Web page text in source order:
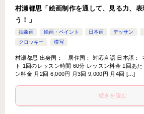
村瀬都思「絵画制作を通して、見る力、
う！」
抽象画 絵画・ペイント 日本画 デッサン
クロッキー
模写
村瀬都思 出身国： 居住国： 対応言語 日本語：
ト 1回のレッスン時間 60分 レッスン料金 1回あ
ン料金 月2回 6,000円 月3回 9,000円 月4回 […]
続きを読む